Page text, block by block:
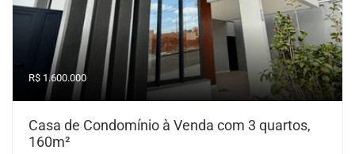
R$ 1.600.000
Casa de Condomínio à Venda com 3 quartos,
160m²